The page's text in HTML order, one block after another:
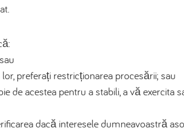
preferați restricționarea procesării; sau
de acestea pentru a stabili, a vă exercita
dacă interesele dumneavoastră